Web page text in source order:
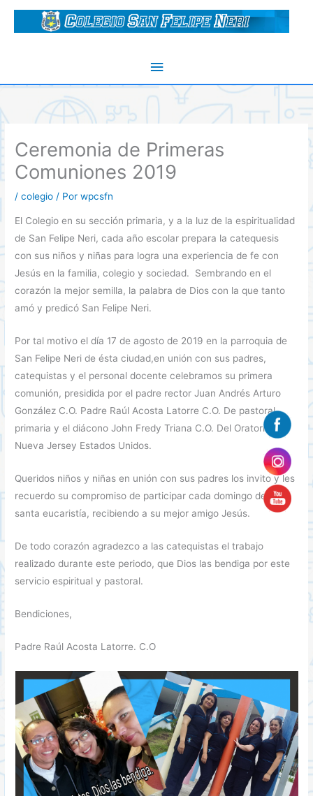
Menú
principal
Ceremonia de Primeras
Comuniones 2019
/colegio / Porwpcsfn
El Colegio en su sección primaria, y a la luz de la espiritualidad
de San Felipe Neri, cada año escolar prepara la catequesis
con sus niños y niñas para logra una experiencia de fe con
Jesús en la familia, colegio y sociedad. Sembrando en el
corazón la mejor semilla, la palabra de Dios con la que tanto
amó y predicó San Felipe Neri.
Por tal motivo el día 17 de agosto de 2019 en la parroquia de
San Felipe Neri de ésta ciudad,en unión con sus padres,
catequistas y el personal docente celebramos su primera
comunión, presidida por el padre rector Juan Andrés Arturo
González C.O. Padre Raúl Acosta Latorre C.O. De pastoral
primaria y el diácono John Fredy Triana C.O. Del Oratorio de
Nueva Jersey Estados Unidos.
Queridos niños y niñas en unión con sus padres los invito y les
recuerdo su compromiso de participar cada domingo de la
santa eucaristía, recibiendo a su mejor amigo Jesús.
De todo corazón agradezco a las catequistas el trabajo
realizado durante este periodo, que Dios las bendiga por este
servicio espiritual y pastoral.
Bendiciones,
Padre Raúl Acosta Latorre. C.O